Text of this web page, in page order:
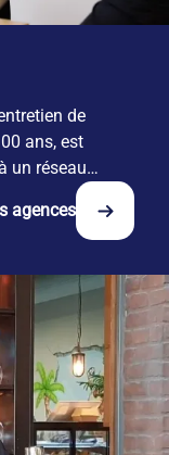
de
ans, est
un réseau
agences